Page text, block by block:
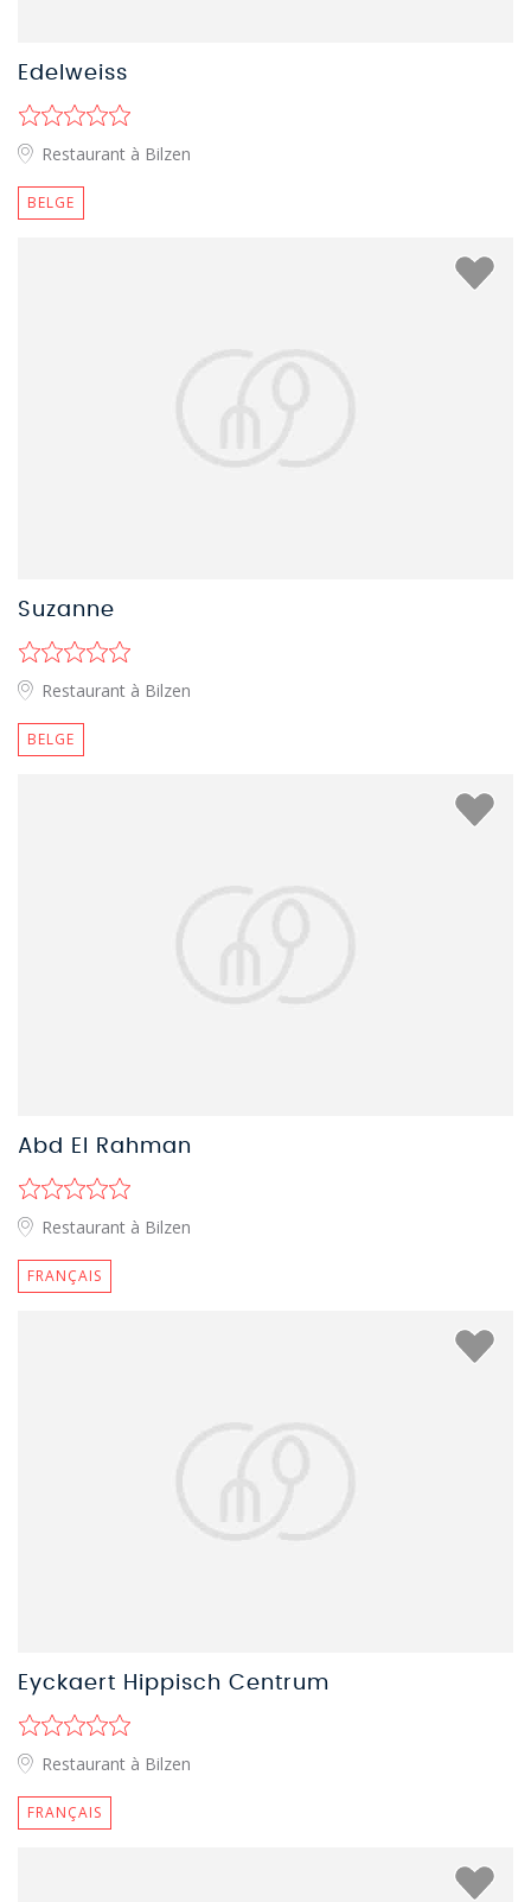
Edelweiss
Restaurant à Bilzen
BELGE
Suzanne
Restaurant à Bilzen
BELGE
Abd El Rahman
Restaurant à Bilzen
FRANÇAIS
Eyckaert Hippisch Centrum
Restaurant à Bilzen
FRANÇAIS